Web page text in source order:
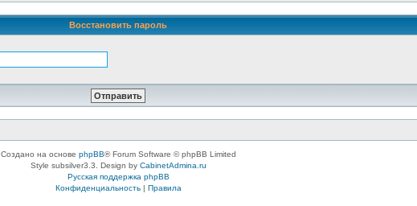
Восстановить пароль
Создано на основе phpBB® Forum Software © phpBB Limited
Style subsilver3.3. Design by CabinetAdmina.ru
Русская поддержка phpBB
Конфиденциальность| Правила